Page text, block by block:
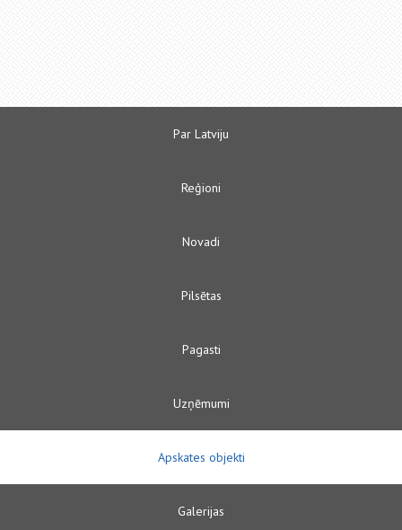
Par Latviju
Reģioni
Novadi
Pilsētas
Pagasti
Uzņēmumi
Apskates objekti
Galerijas